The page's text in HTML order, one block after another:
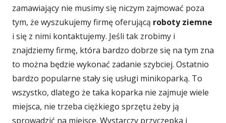
zamawiający nie musimy się niczym zajmować poza
tym, że wyszukujemy firmę oferującą roboty ziemne
i się z nimi kontaktujemy. Jeśli tak zrobimy i
znajdziemy firmę, która bardzo dobrze się na tym zna
to można będzie wykonać zadanie szybciej. Ostatnio
bardzo popularne stały się usługi minikoparką. To
wszystko, dlatego że taka koparka nie zajmuje wiele
miejsca, nie trzeba ciężkiego sprzętu żeby ją
sprowadzić na miejsce. Wystarczy przyczepka i